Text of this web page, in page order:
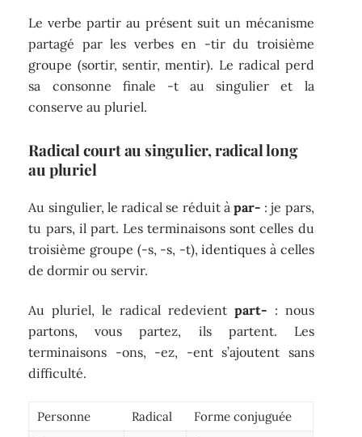
Le verbe partir au présent suit un mécanisme
partagé par les verbes en -tir du troisième
groupe (sortir, sentir, mentir). Le radical perd
sa consonne finale -t au singulier et la
conserve au pluriel.
Radical court au singulier, radical long
au pluriel
Au singulier, le radical se réduit à par- : je pars,
tu pars, il part. Les terminaisons sont celles du
troisième groupe (-s, -s, -t), identiques à celles
de dormir ou servir.
Au pluriel, le radical redevient part- : nous
partons, vous partez, ils partent. Les
terminaisons -ons, -ez, -ent s’ajoutent sans
difficulté.
Personne Radical
Forme conjuguée